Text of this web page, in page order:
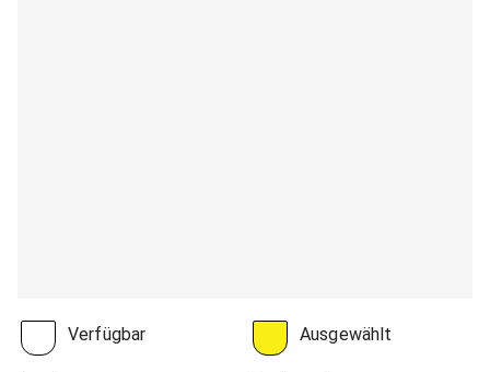
Verfügbar Ausgewählt